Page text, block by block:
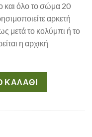
όλο το σώμα 20
αρκετή
μετά το κολύμπι ή το
η αρχική
Αντηλιακό
ΚΑΛΆΘΙ